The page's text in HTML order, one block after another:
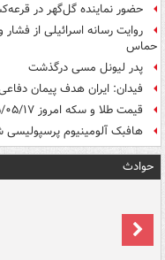
حضور نماینده گل‌گهر در
روایت رسانه اسرائیلی از
حماس
پدر لیونل مسی درگذشت
فیدان: ایران هدف پیمان
قیمت طلا و سکه امروز ۱۴۰۵/۰۵/۱۷
هافبک آلومینیوم پرسپولیسی
حوادث